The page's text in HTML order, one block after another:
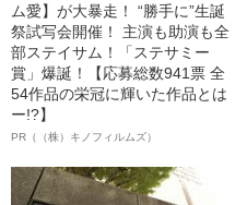
ム愛】が大暴走！ “勝手に”生誕
祭試写会開催！ 主演も助演も全
部ステイサム！「ステサミー
賞」爆誕！【応募総数941票 全
54作品の栄冠に輝いた作品とは
ー!?】
PR（（株）キノフィルムズ）